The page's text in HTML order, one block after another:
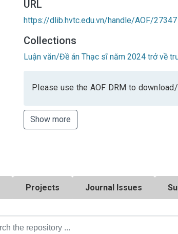
URL
https://dlib.hvtc.edu.vn/handle/AOF/27347
Collections
Luận văn/Đề án Thạc sĩ năm 2024 trở về
Please use the AOF DRM to
Show more
Projects Journal Issues